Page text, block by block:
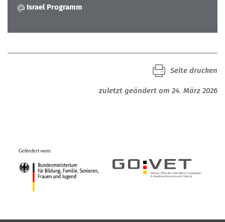
Israel Programm
zuletzt geändert am 24. März 2026
Seite drucken